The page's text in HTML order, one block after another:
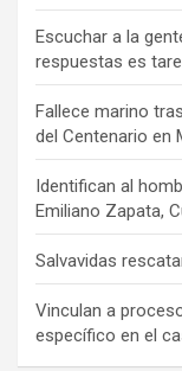
Escuchar a la
respuestas es
Fallece marino
del Centenario en
Identifican al
Emiliano Zapata,
Salvavidas
Vinculan a
específico en el